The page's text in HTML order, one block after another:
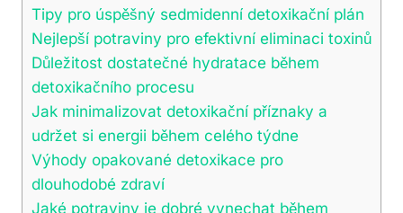
Tipy pro úspěšný sedmidenní detoxikační plán
Nejlepší potraviny pro efektivní eliminaci toxinů
Důležitost dostatečné hydratace během
detoxikačního procesu
Jak minimalizovat detoxikační příznaky a
udržet si energii během celého týdne
Výhody opakované detoxikace pro
dlouhodobé zdraví
Jaké potraviny je dobré vynechat během